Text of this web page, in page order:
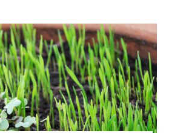
kontaktu mezi všemi stranami zap